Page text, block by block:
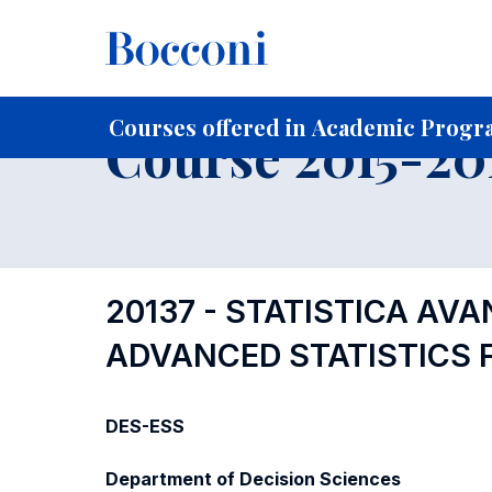
Courses offered in Academic
Home For current Students
Course 2015-
20137 - STATISTICA
ADVANCED STATISTICS
DES-ESS
Department of Decision Sciences